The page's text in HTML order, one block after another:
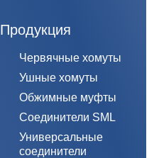
Продукция
Червячные хомуты
Ушные хомуты
Обжимные муфты
Соединители SML
Универсальные
соединители